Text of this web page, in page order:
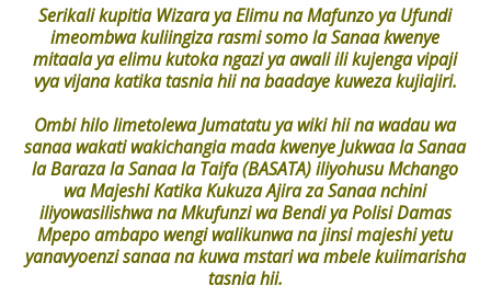
Serikali kupitia Wizara ya Elimu na Mafunzo ya Ufundi
imeombwa kuliingiza rasmi somo la Sanaa kwenye
mitaala ya elimu kutoka ngazi ya awali ili kujenga vipaji
vya vijana katika tasnia hii na baadaye kuweza kujiajiri.
Ombi hilo limetolewa Jumatatu ya wiki hii na wadau wa
sanaa wakati wakichangia mada kwenye Jukwaa la Sanaa
la Baraza la Sanaa la Taifa (BASATA) iliyohusu Mchango
wa Majeshi Katika Kukuza Ajira za Sanaa nchini
iliyowasilishwa na Mkufunzi wa Bendi ya Polisi Damas
Mpepo ambapo wengi walikunwa na jinsi majeshi yetu
yanavyoenzi sanaa na kuwa mstari wa mbele kuiimarisha
tasnia hii.